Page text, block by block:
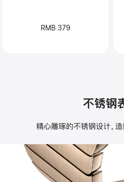
RMB 379
不锈钢
精心雕琢的不锈钢设计，造